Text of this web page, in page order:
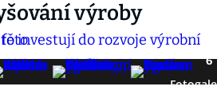
výroby
6